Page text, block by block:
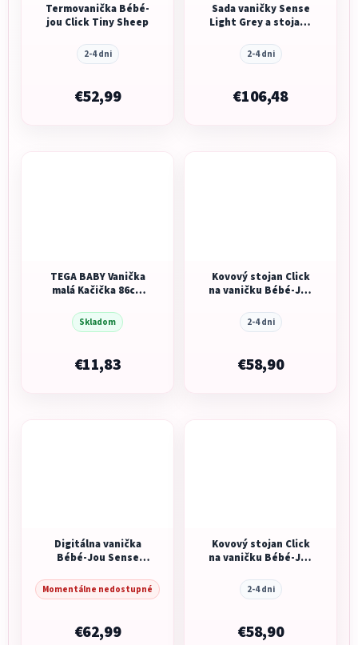
Termovanička Bébé-
jou Click Tiny Sheep
2-4 dni
€52,99
Sada vaničky Sense
Light Grey a stojanu
2-4 dni
€106,48
TEGA BABY Vanička
malá Kačička 86cm
Skladom
€11,83
Kovový stojan Click
na vaničku Bébé-Jou
Green
2-4 dni
€58,90
Digitálna vanička
Bébé-Jou Sense
Momentálne nedostupné
€62,99
Kovový stojan Click
na vaničku Bébé-Jou
2-4 dni
€58,90